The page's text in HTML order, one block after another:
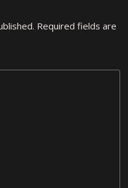
Required fields are